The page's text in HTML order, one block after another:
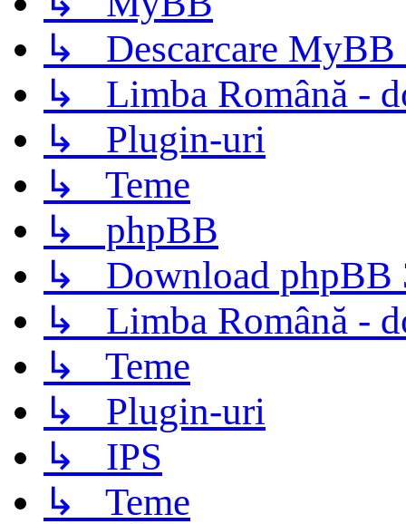
↳ Descarcare MyBB
↳ Limba Română -
↳ Plugin-uri
↳ Teme
↳ phpBB
↳ Download phpBB
↳ Limba Română -
↳ Teme
↳ Plugin-uri
↳ IPS
↳ Teme